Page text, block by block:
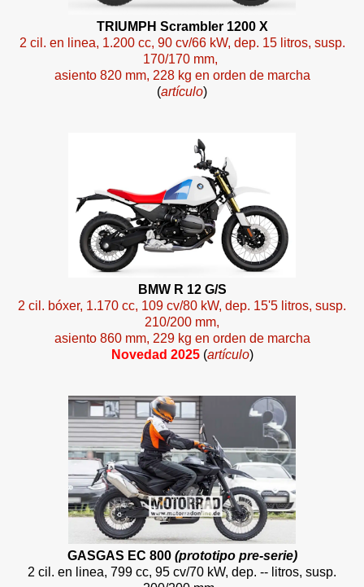
TRIUMPH Scrambler 1200 X
2 cil. en linea, 1.200 cc, 90 cv/66 kW, dep. 15 litros, susp.
170/170 mm,
asiento 820 mm, 228 kg en orden de marcha
(artículo)
BMW R 12 G/S
2 cil. bóxer, 1.170 cc, 109 cv/80 kW, dep. 15'5 litros, susp.
210/200 mm,
asiento 860 mm, 229 kg en orden de marcha
Novedad 2025(artículo)
GASGAS EC 800 (prototipo pre-serie)
2 cil. en linea, 799 cc, 95 cv/70 kW, dep. -- litros, susp.